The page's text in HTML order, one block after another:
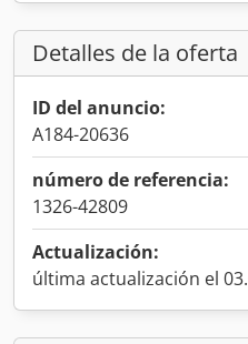
Detalles de la oferta
ID del anuncio:
A184-20636
número de referencia:
1326-42809
Actualización:
última actualización el